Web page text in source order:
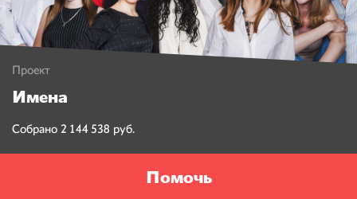
Проект
Имена
Собрано 2 144 538 руб.
Помочь